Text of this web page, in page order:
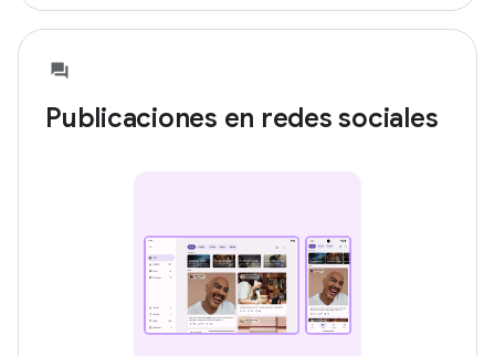
Publicaciones en redes sociales